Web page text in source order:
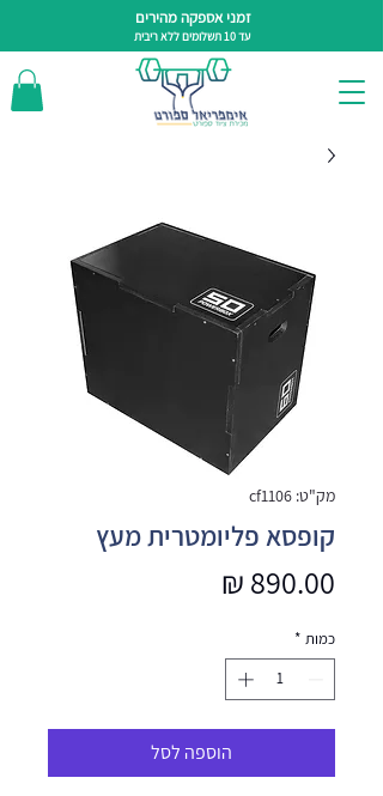
זמני אספקה מהירים
עד 10 תשלומים ללא ריבית
מק"ט: cf1106
קופסא פליומטרית מעץ
כמות *
הוספה לסל